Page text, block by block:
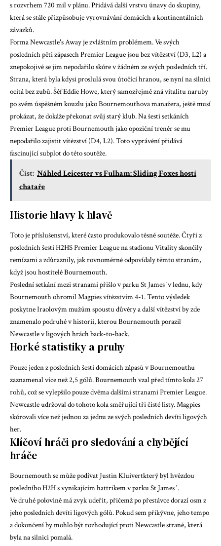
s rozvrhem 720 mil v plánu. Přidává další vrstvu únavy do skupiny,
která se stále přizpůsobuje vyrovnávání domácích a kontinentálních
závazků.
Forma Newcastle's Away je zvláštním problémem. Ve svých
posledních pěti zápasech Premier League jsou bez vítězství (D3, L2) a
znepokojivě se jim nepodařilo skóre v žádném ze svých posledních tří.
Strana, která byla kdysi proslulá svou útočící hranou, se nyní na silnici
ocitá bez zubů. Šéf Eddie Howe, který samozřejmě zná vitalitu naruby
po svém úspěšném kouzlu jako Bournemouthova manažera, ještě musí
prokázat, že dokáže překonat svůj starý klub. Na šesti setkáních
Premier League proti Bournemouth jako opoziční trenér se mu
nepodařilo zajistit vítězství (D4, L2). Toto vyprávění přidává
fascinující subplot do této soutěže.
Číst: Náhled Leicester vs Fulham: Sliding Foxes hostí
chataře
Historie hlavy k hlavě
Toto je příslušenství, které často produkovalo těsné soutěže. Čtyři z
posledních šesti H2HS Premier League na stadionu Vitality skončily
remízami a zdůraznily, jak rovnoměrně odpovídaly těmto stranám,
když jsou hostitelé Bournemouth.
Poslední setkání mezi stranami přišlo v parku St James 'v lednu, kdy
Bournemouth ohromil Magpies vítězstvím 4-1. Tento výsledek
poskytne Iraolovým mužům spoustu důvěry a další vítězství by zde
znamenalo podruhé v historii, kterou Bournemouth porazil
Newcastle v ligových hrách back-to-back.
Horké statistiky a pruhy
Pouze jeden z posledních šesti domácích zápasů v Bournemouthu
zaznamenal více než 2,5 gólů. Bournemouth vzal před tímto kola 27
rohů, což se vylepšilo pouze dvěma dalšími stranami Premier League.
Newcastle udržoval do tohoto kola směřující tři čisté listy. Magpies
skórovali více než jednou za jednu ze svých posledních devíti ligových
her.
Klíčoví hráči pro sledování a chybějící
hráče
Bournemouth se může podívat Justin Kluivertkterý byl hvězdou
posledního H2H s vynikajícím hattrikem v parku St James '.
Ve druhé polovině má zvyk udeřit, přičemž po přestávce dorazí osm z
jeho posledních devíti ligových gólů. Pokud sem přikývne, jeho tempo
a dokončení by mohlo být rozhodující proti Newcastle straně, která
byla na silnici pomalá.